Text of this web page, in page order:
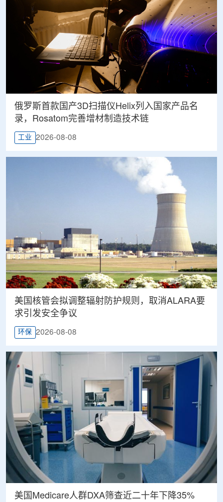
俄罗斯首款国产3D扫描仪Helix列入国家产品名
录，Rosatom完善增材制造技术链
工业 2026-08-08
美国核管会拟调整辐射防护规则，取消ALARA要
求引发安全争议
环保 2026-08-08
美国Medicare人群DXA筛查近二十年下降35%